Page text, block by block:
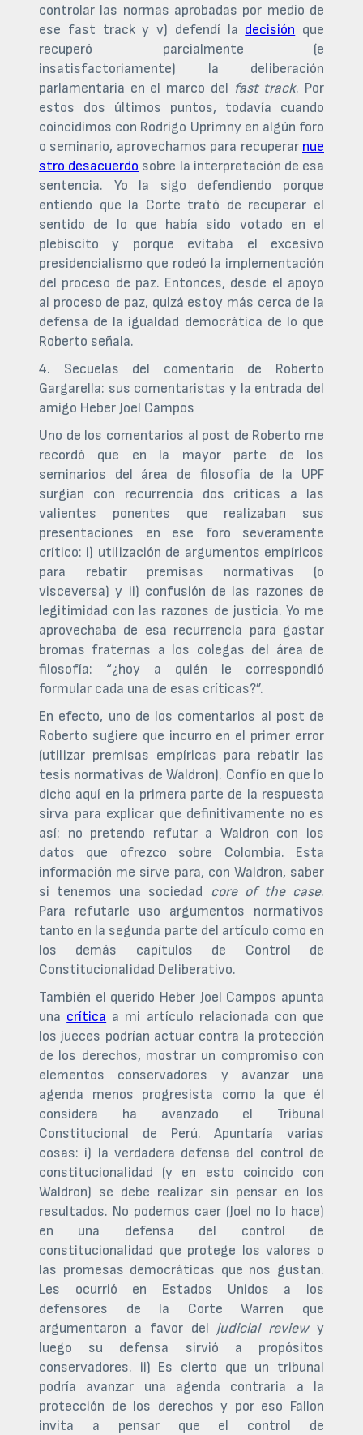
controlar las normas aprobadas por medio de
ese fast track y v) defendí la decisión que
recuperó parcialmente (e
insatisfactoriamente) la deliberación
parlamentaria en el marco del fast track. Por
estos dos últimos puntos, todavía cuando
coincidimos con Rodrigo Uprimny en algún foro
o seminario, aprovechamos para recuperar nue
stro desacuerdo sobre la interpretación de esa
sentencia. Yo la sigo defendiendo porque
entiendo que la Corte trató de recuperar el
sentido de lo que había sido votado en el
plebiscito y porque evitaba el excesivo
presidencialismo que rodeó la implementación
del proceso de paz. Entonces, desde el apoyo
al proceso de paz, quizá estoy más cerca de la
defensa de la igualdad democrática de lo que
Roberto señala.
4. Secuelas del comentario de Roberto
Gargarella: sus comentaristas y la entrada del
amigo Heber Joel Campos
Uno de los comentarios al post de Roberto me
recordó que en la mayor parte de los
seminarios del área de filosofía de la UPF
surgían con recurrencia dos críticas a las
valientes ponentes que realizaban sus
presentaciones en ese foro severamente
crítico: i) utilización de argumentos empíricos
para rebatir premisas normativas (o
visceversa) y ii) confusión de las razones de
legitimidad con las razones de justicia. Yo me
aprovechaba de esa recurrencia para gastar
bromas fraternas a los colegas del área de
filosofía: “¿hoy a quién le correspondió
formular cada una de esas críticas?”.
En efecto, uno de los comentarios al post de
Roberto sugiere que incurro en el primer error
(utilizar premisas empíricas para rebatir las
tesis normativas de Waldron). Confío en que lo
dicho aquí en la primera parte de la respuesta
sirva para explicar que definitivamente no es
así: no pretendo refutar a Waldron con los
datos que ofrezco sobre Colombia. Esta
información me sirve para, con Waldron, saber
si tenemos una sociedad core of the case.
Para refutarle uso argumentos normativos
tanto en la segunda parte del artículo como en
los demás capítulos de Control de
Constitucionalidad Deliberativo.
También el querido Heber Joel Campos apunta
una crítica a mi artículo relacionada con que
los jueces podrían actuar contra la protección
de los derechos, mostrar un compromiso con
elementos conservadores y avanzar una
agenda menos progresista como la que él
considera ha avanzado el Tribunal
Constitucional de Perú. Apuntaría varias
cosas: i) la verdadera defensa del control de
constitucionalidad (y en esto coincido con
Waldron) se debe realizar sin pensar en los
resultados. No podemos caer (Joel no lo hace)
en una defensa del control de
constitucionalidad que protege los valores o
las promesas democráticas que nos gustan.
Les ocurrió en Estados Unidos a los
defensores de la Corte Warren que
argumentaron a favor del judicial reviewy
luego su defensa sirvió a propósitos
conservadores. ii) Es cierto que un tribunal
podría avanzar una agenda contraria a la
protección de los derechos y por eso Fallon
invita a pensar que el control de